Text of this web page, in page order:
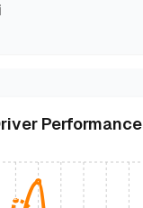
Performance